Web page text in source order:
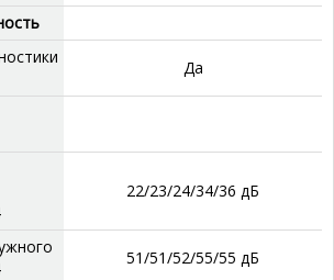
Да
22/23/24/34/36 дБ
51/51/52/55/55 дБ